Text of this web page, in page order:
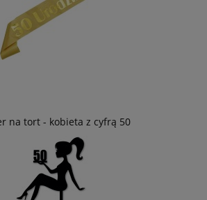
na tort - kobieta z cyfrą 50